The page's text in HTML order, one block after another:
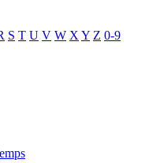
S T U V W X Y Z 0-9